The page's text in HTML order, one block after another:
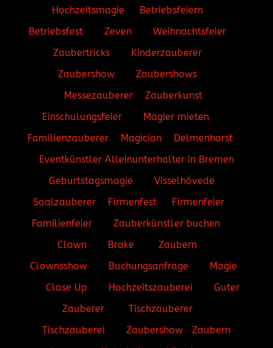
Hochzeitsmagie
Betriebsfeiern
Betriebsfest
Zeven
Weihnachtsfeier
Zaubertricks
Kinderzauberer
Zaubershow
Zaubershows
Messezauberer
Zauberkunst
Einschulungsfeier
Magier mieten
Familienzauberer
Magician
Delmenhorst
EventkünstlerAlleinunterhalter in Bremen
Geburtstagsmagie
Visselhövede
Saalzauberer
Firmenfest
Firmenfeier
Familienfeier
Zauberkünstler buchen
Clown
Brake
Zaubern
Clownsshow
Buchungsanfrage
Magie
Close Up
Hochzeitszauberei
Guter
Zauberer
Tischzauberer
Tischzauberei
Zaubershow
Zaubern